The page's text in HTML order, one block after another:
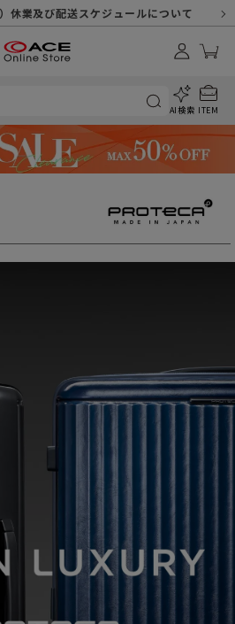
休業及び配送スケジュールについて
地震に伴う配送への影響について
ーパーレス化（電子化）のお知らせ
・物量増等に伴う配送への影響について
詐欺サイトにご注意ください
が届かない場合に関しまして
合わせのご対応に関しまして
すまし詐欺にご注意ください
AI検索 ITEM